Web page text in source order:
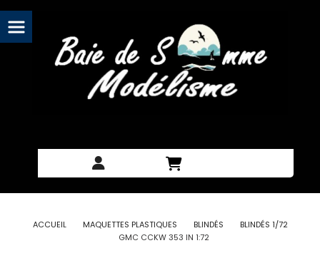
ACCUEIL MAQUETTES PLASTIQUES BLINDÉS
BLINDÉS 1/72
GMC CCKW 353 IN 1:72